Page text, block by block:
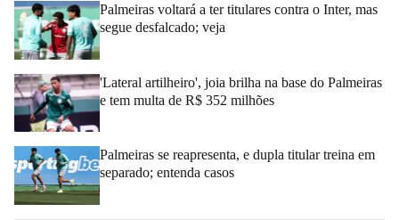
Palmeiras voltará a ter titulares contra o Inter, mas
segue desfalcado; veja
'Lateral artilheiro', joia brilha na base do Palmeiras
e tem multa de R$ 352 milhões
Palmeiras se reapresenta, e dupla titular treina em
separado; entenda casos